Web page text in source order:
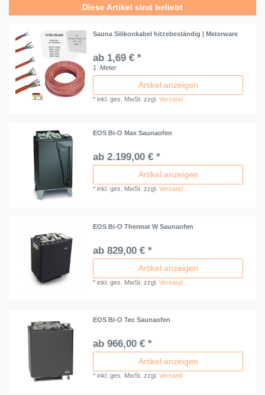
Diese Artikel sind beliebt
Sauna Silikonkabel hitzebeständig | Meterware
ab 1,69 € *
1 Meter
Artikel anzeigen
*inkl. ges. MwSt. zzgl.Versand
EOS Bi-O Max Saunaofen
ab 2.199,00 € *
Artikel anzeigen
*inkl. ges. MwSt. zzgl.Versand
EOS Bi-O Thermat W Saunaofen
ab 829,00 € *
Artikel anzeigen
*inkl. ges. MwSt. zzgl.Versand
EOS Bi-O Tec Saunaofen
ab 966,00 € *
Artikel anzeigen
*inkl. ges. MwSt. zzgl.Versand